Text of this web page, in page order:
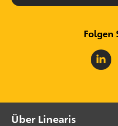
Folgen
Über Linearis